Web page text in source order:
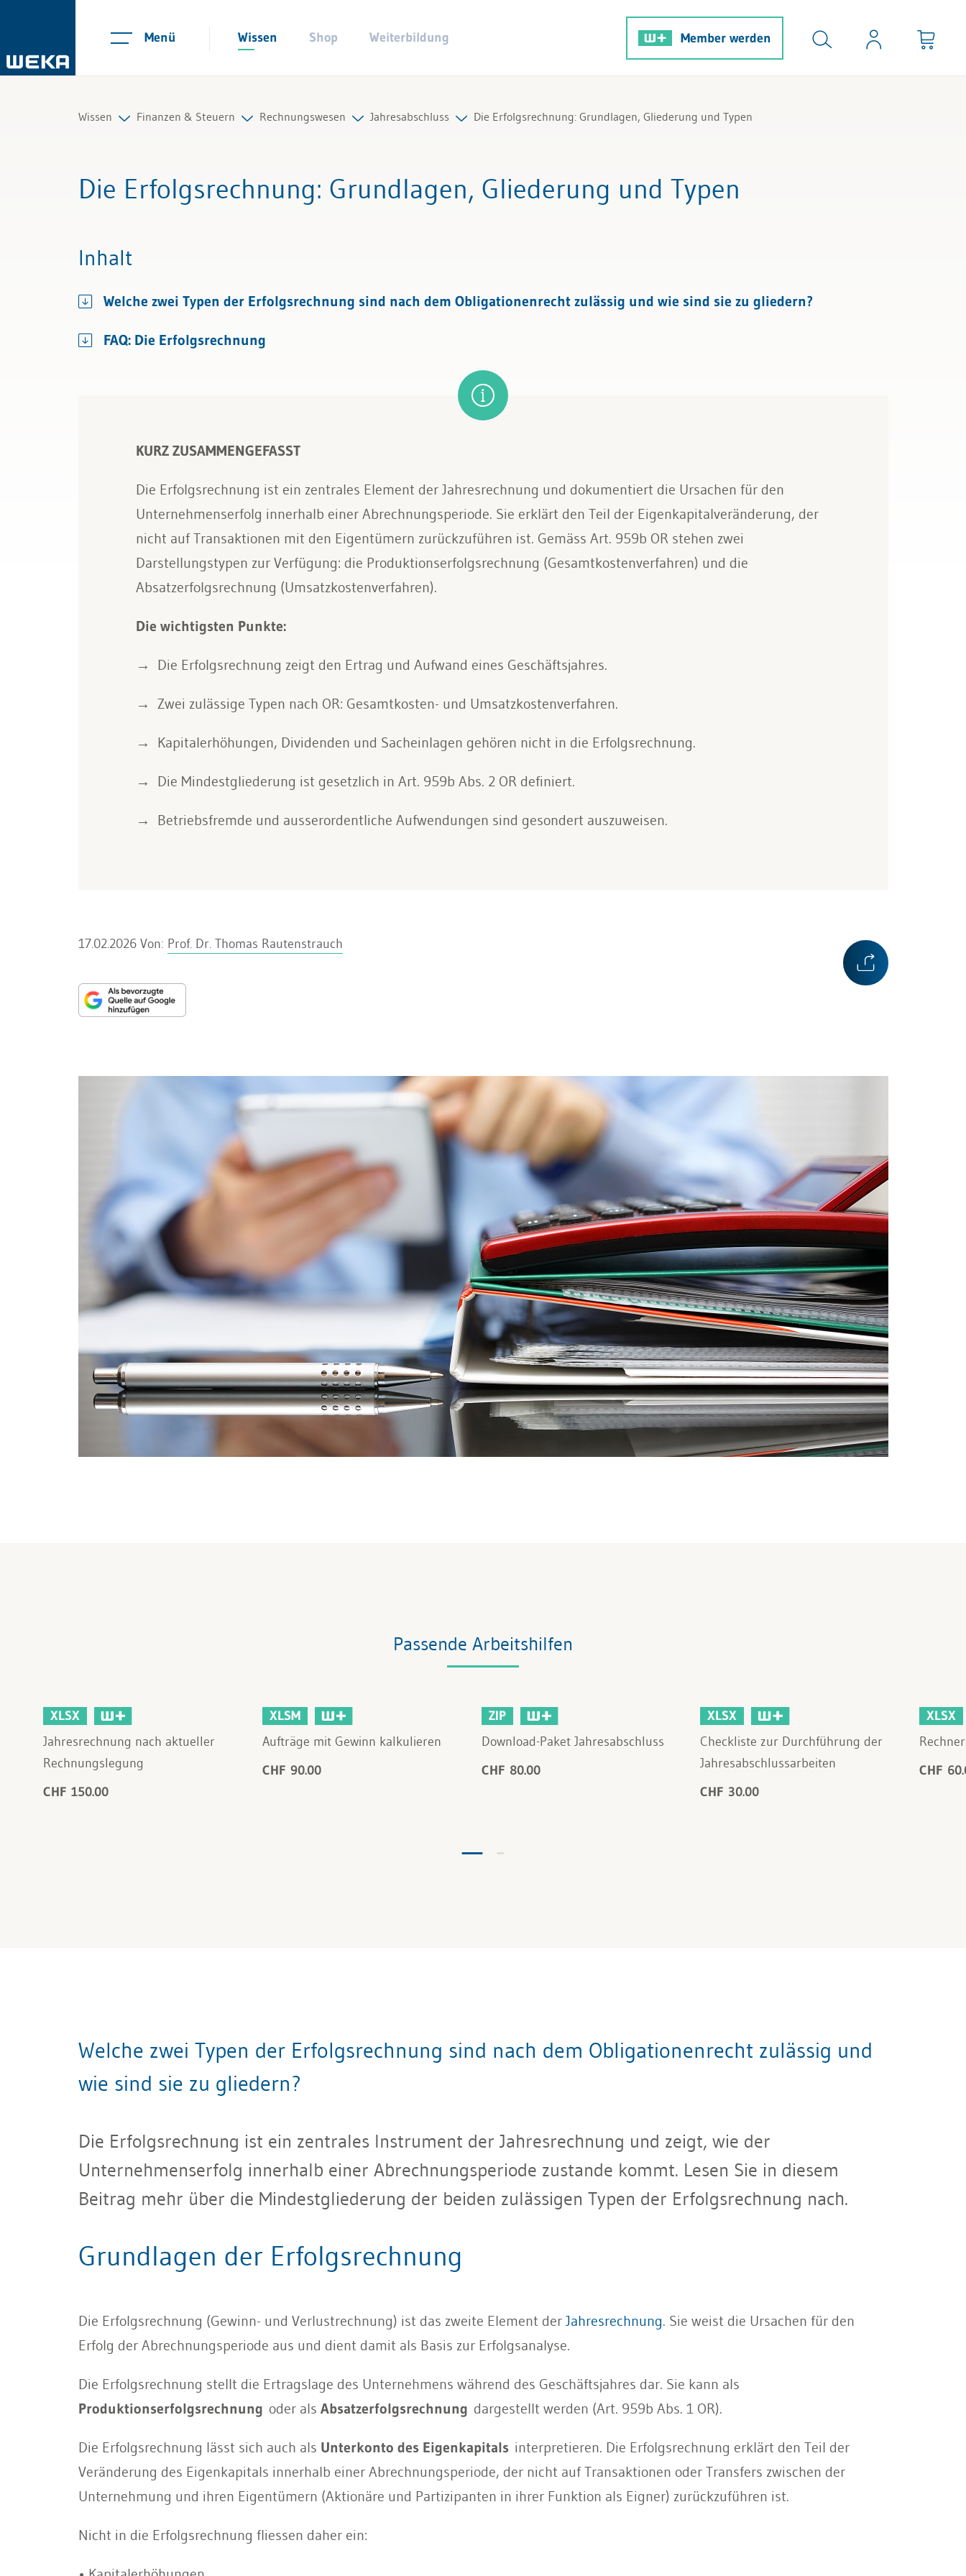
Menü Wissen Shop Weiterbildung Member werden
Wissen
Management
Finanzen & Steuern
Recht
Bau & Immobilien
Finanzen & Steuern
Finanzmanagement
Mehrwertsteuer
Rechnungslegung und Berichterstattung
Rechnungswesen
Jahresabschluss
KI in der Buchhaltung
Jahresabschluss
Alle Arbeitshilfen
Die Erfolgsrechnung: Grundlagen, Gliederung und Typen
Die Erfolgsrechnung: Grundlagen, Gliederung und Typen
Inhalt
Welche zwei Typen der Erfolgsrechnung sind nach dem Obligationenrecht zulässig und wie sind sie zu gliedern?
FAQ: Die Erfolgsrechnung
KURZ ZUSAMMENGEFASST
Die Erfolgsrechnung ist ein zentrales Element der Jahresrechnung und dokumentiert die Ursachen für den
Unternehmenserfolg innerhalb einer Abrechnungsperiode. Sie erklärt den Teil der Eigenkapitalveränderung, der
nicht auf Transaktionen mit den Eigentümern zurückzuführen ist. Gemäss Art. 959b OR stehen zwei
Darstellungstypen zur Verfügung: die Produktionserfolgsrechnung (Gesamtkostenverfahren) und die
Absatzerfolgsrechnung (Umsatzkostenverfahren).
Die wichtigsten Punkte:
Die Erfolgsrechnung zeigt den Ertrag und Aufwand eines Geschäftsjahres.
Zwei zulässige Typen nach OR: Gesamtkosten- und Umsatzkostenverfahren.
Kapitalerhöhungen, Dividenden und Sacheinlagen gehören nicht in die Erfolgsrechnung.
Die Mindestgliederung ist gesetzlich in Art. 959b Abs. 2 OR definiert.
Betriebsfremde und ausserordentliche Aufwendungen sind gesondert auszuweisen.
17.02.2026 Von: Prof. Dr. Thomas Rautenstrauch
Passende Arbeitshilfen
XLSX
Jahresrechnung nach aktueller
Rechnungslegung
CHF 150.00
XLSM
Aufträge mit Gewinn kalkulieren
CHF 90.00
ZIP
Download-Paket Jahresabschluss
CHF 80.00
XLSX
Checkliste zur Durchführung der
Jahresabschlussarbeiten
CHF 30.00
XLSX
CHF
Welche zwei Typen der Erfolgsrechnung sind nach dem Obligationenrecht zulässig und
wie sind sie zu gliedern?
Die Erfolgsrechnung ist ein zentrales Instrument der Jahresrechnung und zeigt, wie der
Unternehmenserfolg innerhalb einer Abrechnungsperiode zustande kommt. Lesen Sie in diesem
Beitrag mehr über die Mindestgliederung der beiden zulässigen Typen der Erfolgsrechnung nach.
Grundlagen der Erfolgsrechnung
Die Erfolgsrechnung (Gewinn- und Verlustrechnung) ist das zweite Element der Jahresrechnung. Sie weist die Ursachen für den
Erfolg der Abrechnungsperiode aus und dient damit als Basis zur Erfolgsanalyse.
Die Erfolgsrechnung stellt die Ertragslage des Unternehmens während des Geschäftsjahres dar. Sie kann als
Produktionserfolgsrechnung oder als Absatzerfolgsrechnung dargestellt werden (Art. 959b Abs. 1 OR).
Die Erfolgsrechnung lässt sich auch als Unterkonto des Eigenkapitals interpretieren. Die Erfolgsrechnung erklärt den Teil der
Veränderung des Eigenkapitals innerhalb einer Abrechnungsperiode, der nicht auf Transaktionen oder Transfers zwischen der
Unternehmung und ihren Eigentümern (Aktionäre und Partizipanten in ihrer Funktion als Eigner) zurückzuführen ist.
Nicht in die Erfolgsrechnung fliessen daher ein: